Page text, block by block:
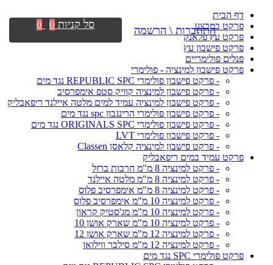
דף הבית
פרקט במבצע
פרקט עץ פלאנק
פרקט פישבון עץ
פנלים פולימריים
פרקט פישבון למינציה - פולימרי
- פרקט פישבון פולימרי REPUBLIC SPC נגד מים
- פרקט פישבון למינציה קוויק סטפ אימפרסיב
- פרקט פישבון למינציה עמיד למים מלטה איילנד ריפאבליק
- פרקט פישבון פולימרי הרינגבון spc נגד מים
- פרקט פישבון פולימרי ORIGINALS SPC נגד מים
- פרקט פישבון פולימרי LVT
- פרקט פישבון למינציה קלאסן Classen
פרקט עמיד במים ריפאבליק
- פרקט למינציה 8 מ"מ חרבות ברזל
- פרקט למינציה 8 מ"מ מלטה איילנד
- פרקט למינציה 8 מ"מ אימפרסיב פלוס
- פרקט למינציה 10 מ"מ אימפרסיב פלוס
- פרקט למינציה 10 מ"מ מג'סטיק קראון
- פרקט למינציה 10 מ"מ שארק אושן 10
- פרקט למינציה 12 מ"מ שארק אושן 12
- פרקט למינציה 12 מ"מ סילבר ווילואו
פרקט פולימרי SPC נגד מים
התחברות \ הרשמה סל קניות 0
0